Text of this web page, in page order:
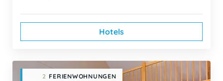
Hotels
2 FERIENWOHNUNGEN